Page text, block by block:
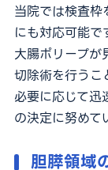
当院では検査枠
にも対応可能で
大腸ポリープが
切除術を行うこ
必要に応じて迅
の決定に努めて
胆膵領域